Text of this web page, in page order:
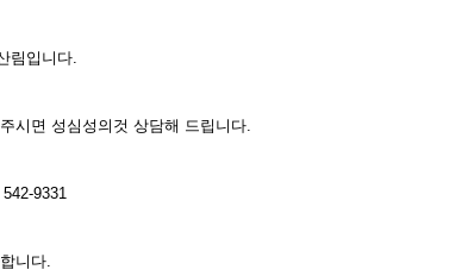
림입니다.
시면 성심성의것 상담해 드립니다.
542-9331
니다.